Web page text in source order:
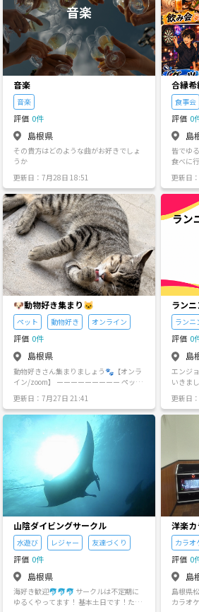
8/31 9/1 9/2 9/
音楽
音楽
評価 0件
島根県
その貴方はどのような曲がお好きでしょ
うか
更新日：7月28日 18:51
合縁
食事会
評価 0
島
皆でゆ
食べに
よという
島根県
近辺です。 当方、街コン
すがこ
な取り
て『お
ル』『
さい🍞 ほか、こんな部活を作りたい‼️な
ど御意
せんが募って
トラブ
てくだ
とかで
です。 ⚠️いずれグループラインなど作成
します
りする
に相談
たり、
す。 ⚠️20歳未満、自転車やお車で来られ
た方の
更新日
🐶動物好き集まり🐱
ペット 動物好き オンライン
評価 0件
島根県
動物好きさん集まりましょう🐾【オンラ
イン/zoom】 ーーーーーーーーー ペット
🐾 Zoomで、ペットや写真を見せ合いな
がら楽しく話せたら嬉しいです☺️ ペット
を飼っている方はもちろん、いないけど
動物が好きな方も大歓迎です！ 困ったら
時にお互いに力になれたり出来るといい
なとも考えてます！ ・今飼っている子の
こと ・昔飼っていた子の思い出 ・好きな
動物の話 こんな感じで、気軽にお話でき
たら嬉しいです！ 時間が合えば、数人で
集まってお話しするのもいいなと思って
います☺️
更新日：7月27日 21:41
ラン
ランニ
評価 0
島
エンジ
いきま
時間や曜
ットー
なで行
ne. If
更新日
山陰ダイビングサークル
水遊び レジャー 友達づくり
評価 0件
島根県
海好き歓迎🐬🐬🐬 サークルは不定期に
ゆるくやってます！ 基本土日です！たま
洋楽
カラオ
評価 0
島
島根県
カラオ